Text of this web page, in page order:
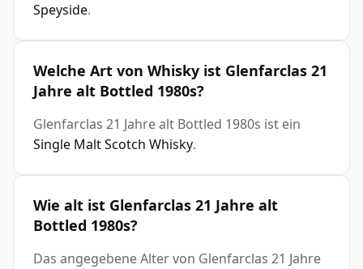
Speyside.
Welche Art von Whisky ist Glenfarclas 21
Jahre alt Bottled 1980s?
Glenfarclas 21 Jahre alt Bottled 1980s ist ein
Single Malt Scotch Whisky.
Wie alt ist Glenfarclas 21 Jahre alt
Bottled 1980s?
Das angegebene Alter von Glenfarclas 21 Jahre